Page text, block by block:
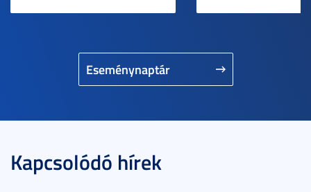
Eseménynaptár
Kapcsolódó hírek